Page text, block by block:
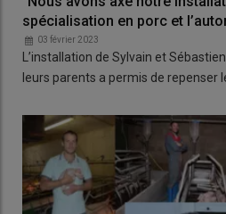
spécialisation en porc et
03 février 2023
L’installation de Sylvain et
leurs parents a permis de repenser